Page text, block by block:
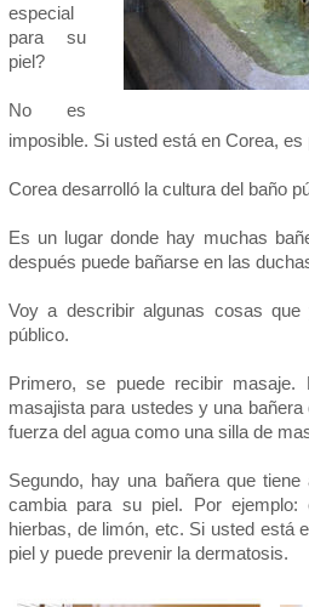
especial
para su
piel?
No es
imposible. Si usted está en Corea,
Corea desarrolló la cultura del baño
Es un lugar donde hay muchas
después puede bañarse en las
Voy a describir algunas cosas
público.
Primero, se puede recibir
masajista para ustedes y una
fuerza del agua como una silla de
Segundo, hay una bañera que
cambia para su piel. Por
hierbas, de limón, etc. Si usted está
piel y puede prevenir la dermatosis.